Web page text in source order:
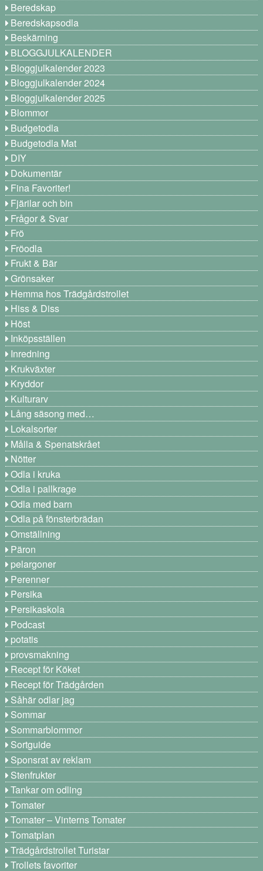
Beredskap
Beredskapsodla
Beskärning
BLOGGJULKALENDER
Bloggjulkalender 2023
Bloggjulkalender 2024
Bloggjulkalender 2025
Blommor
Budgetodla
Budgetodla Mat
DIY
Dokumentär
Fina Favoriter!
Fjärilar och bin
Frågor & Svar
Frö
Fröodla
Frukt & Bär
Grönsaker
Hemma hos Trädgårdstrollet
Hiss & Diss
Höst
Inköpsställen
Inredning
Krukväxter
Kryddor
Kulturarv
Lång säsong med…
Lokalsorter
Målla & Spenatskrået
Nötter
Odla i kruka
Odla i pallkrage
Odla med barn
Odla på fönsterbrädan
Omställning
Päron
pelargoner
Perenner
Persika
Persikaskola
Podcast
potatis
provsmakning
Recept för Köket
Recept för Trädgården
Såhär odlar jag
Sommar
Sommarblommor
Sortguide
Sponsrat av reklam
Stenfrukter
Tankar om odling
Tomater
Tomater – Vinterns Tomater
Tomatplan
Trädgårdstrollet Turistar
Trollets favoriter